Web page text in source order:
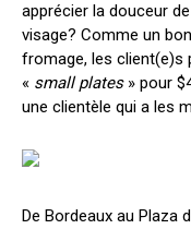
apprécier la douceur
visage? Comme un
fromage, les client(e)s
« small plates» pour
une clientèle qui a les
De Bordeaux au Plaza